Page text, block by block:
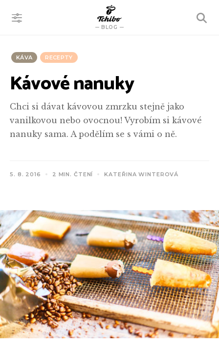
BLOG
VYHLEDÁVÁNÍ
KÁVA RECEPTY
Kávové nanuky
Chci si dávat kávovou zmrzku stejně jako
vanilkovou nebo ovocnou! Vyrobím si kávové
nanuky sama. A podělím se s vámi o ně.
5. 8. 2016 2 MIN. ČTENÍ KATEŘINA WINTEROVÁ